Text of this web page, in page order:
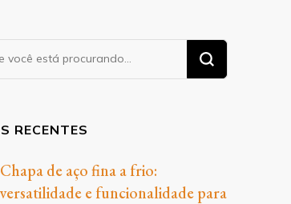
RECENTES
Chapa de aço fina a frio:
versatilidade e funcionalidade para